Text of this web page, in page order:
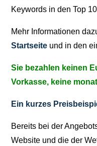
Keywords in den Top
Mehr Informationen
Startseite und in den
Sie bezahlen keinen
Vorkasse, keine
Ein kurzes
Bereits bei der
Website und die der